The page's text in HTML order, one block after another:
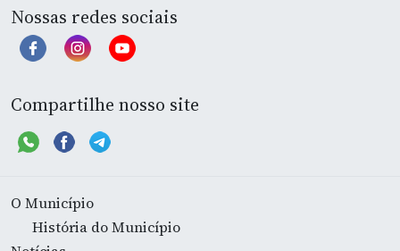
Nossas redes sociais
Compartilhe nosso site
O Município
História do Município